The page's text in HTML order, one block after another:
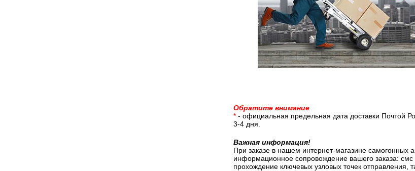
Обратите внимание
* - официальная предельная дата доставки Почтой
3-4 дня.
Важная информация!
При заказе в нашем интернет-магазине самогонных
информационное сопровождение вашего заказа:
прохождение ключевых узловых точек отправления,